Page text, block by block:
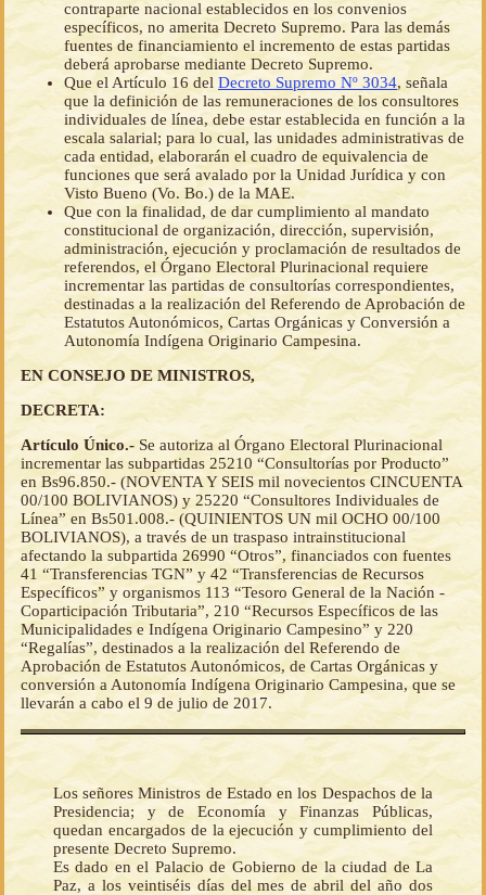
contraparte nacional establecidos en los convenios
específicos, no amerita Decreto Supremo. Para las demás
fuentes de financiamiento el incremento de estas partidas
deberá aprobarse mediante Decreto Supremo.
Que el Artículo 16 del Decreto Supremo Nº 3034, señala
que la definición de las remuneraciones de los consultores
individuales de línea, debe estar establecida en función a la
escala salarial; para lo cual, las unidades administrativas de
cada entidad, elaborarán el cuadro de equivalencia de
funciones que será avalado por la Unidad Jurídica y con
Visto Bueno (Vo. Bo.) de la MAE.
Que con la finalidad, de dar cumplimiento al mandato
constitucional de organización, dirección, supervisión,
administración, ejecución y proclamación de resultados de
referendos, el Órgano Electoral Plurinacional requiere
incrementar las partidas de consultorías correspondientes,
destinadas a la realización del Referendo de Aprobación de
Estatutos Autonómicos, Cartas Orgánicas y Conversión a
Autonomía Indígena Originario Campesina.
EN CONSEJO DE MINISTROS,
DECRETA:
Artículo Único.- Se autoriza al Órgano Electoral Plurinacional
incrementar las subpartidas 25210 “Consultorías por Producto”
en Bs96.850.- (NOVENTA Y SEIS mil novecientos CINCUENTA
00/100 BOLIVIANOS) y 25220 “Consultores Individuales de
Línea” en Bs501.008.- (QUINIENTOS UN mil OCHO 00/100
BOLIVIANOS), a través de un traspaso intrainstitucional
afectando la subpartida 26990 “Otros”, financiados con fuentes
41 “Transferencias TGN” y 42 “Transferencias de Recursos
Específicos” y organismos 113 “Tesoro General de la Nación -
Coparticipación Tributaria”, 210 “Recursos Específicos de las
Municipalidades e Indígena Originario Campesino” y 220
“Regalías”, destinados a la realización del Referendo de
Aprobación de Estatutos Autonómicos, de Cartas Orgánicas y
conversión a Autonomía Indígena Originario Campesina, que se
llevarán a cabo el 9 de julio de 2017.
Los señores Ministros de Estado en los Despachos de la
Presidencia; y de Economía y Finanzas Públicas,
quedan encargados de la ejecución y cumplimiento del
presente Decreto Supremo.
Es dado en el Palacio de Gobierno de la ciudad de La
Paz, a los veintiséis días del mes de abril del año dos